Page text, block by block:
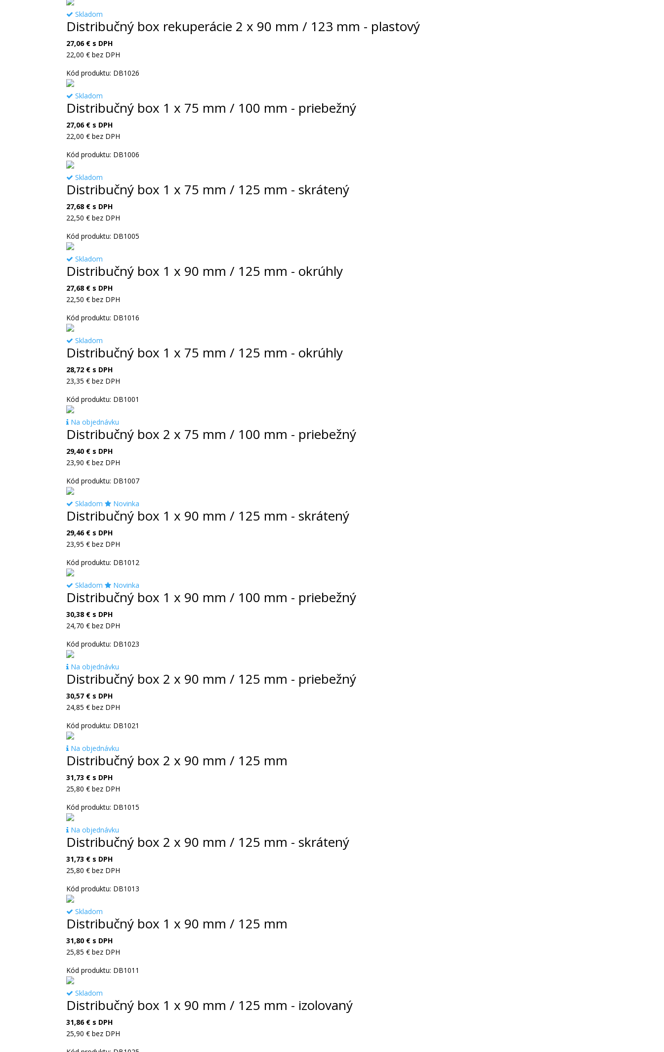
Skladom
Distribučný box rekuperácie 2 x 90 mm / 123 mm - plastový
27,06 € s DPH
22,00€ bez DPH
Kód produktu: DB1026
Skladom
Distribučný box 1 x 75 mm / 100 mm - priebežný
27,06 € s DPH
22,00€ bez DPH
Kód produktu: DB1006
Skladom
Distribučný box 1 x 75 mm / 125 mm - skrátený
27,68 € s DPH
22,50€ bez DPH
Kód produktu: DB1005
Skladom
Distribučný box 1 x 90 mm / 125 mm - okrúhly
27,68 € s DPH
22,50€ bez DPH
Kód produktu: DB1016
Skladom
Distribučný box 1 x 75 mm / 125 mm - okrúhly
28,72 € s DPH
23,35€ bez DPH
Kód produktu: DB1001
Na objednávku
Distribučný box 2 x 75 mm / 100 mm - priebežný
29,40 € s DPH
23,90€ bez DPH
Kód produktu: DB1007
Skladom Novinka
Distribučný box 1 x 90 mm / 125 mm - skrátený
29,46 € s DPH
23,95€ bez DPH
Kód produktu: DB1012
Skladom Novinka
Distribučný box 1 x 90 mm / 100 mm - priebežný
30,38 € s DPH
24,70€ bez DPH
Kód produktu: DB1023
Na objednávku
Distribučný box 2 x 90 mm / 125 mm - priebežný
30,57 € s DPH
24,85€ bez DPH
Kód produktu: DB1021
Na objednávku
Distribučný box 2 x 90 mm / 125 mm
31,73 € s DPH
25,80€ bez DPH
Kód produktu: DB1015
Na objednávku
Distribučný box 2 x 90 mm / 125 mm - skrátený
31,73 € s DPH
25,80€ bez DPH
Kód produktu: DB1013
Skladom
Distribučný box 1 x 90 mm / 125 mm
31,80 € s DPH
25,85€ bez DPH
Kód produktu: DB1011
Skladom
Distribučný box 1 x 90 mm / 125 mm - izolovaný
31,86 € s DPH
25,90€ bez DPH